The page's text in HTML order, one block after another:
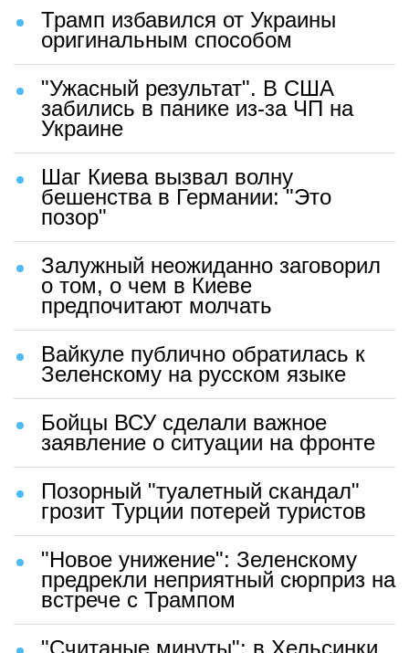
Трамп избавился от Украины
оригинальным способом
"Ужасный результат". В США
забились в панике из-за ЧП на
Украине
Шаг Киева вызвал волну
бешенства в Германии: "Это
позор"
Залужный неожиданно заговорил
о том, о чем в Киеве
предпочитают молчать
Вайкуле публично обратилась к
Зеленскому на русском языке
Бойцы ВСУ сделали важное
заявление о ситуации на фронте
Позорный "туалетный скандал"
грозит Турции потерей туристов
"Новое унижение": Зеленскому
предрекли неприятный сюрприз на
встрече с Трампом